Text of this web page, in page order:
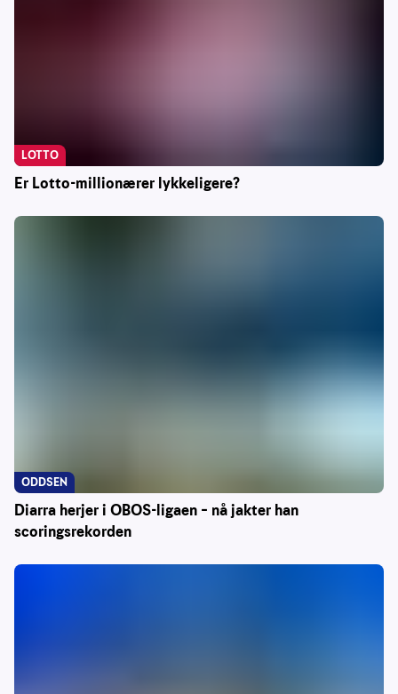
Er Lotto-millionærer lykkeligere?
LOTTO
Diarra herjer i OBOS-ligaen – nå jakter han
scoringsrekorden
ODDSEN